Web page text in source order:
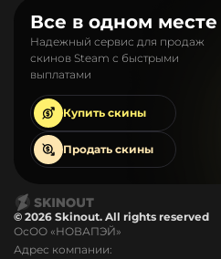
Все в одном месте
Надежный сервис для продаж
скинов Steam с быстрыми
выплатами
Купить скины
Продать скины
© 2026 Skinout. All rights reserved
ОсОО «НОВАПЭЙ»
Адрес компании: